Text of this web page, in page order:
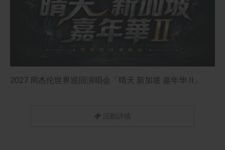
2027 周杰伦世界巡回演唱会「晴天 新加坡 嘉年华 II」
活動詳情